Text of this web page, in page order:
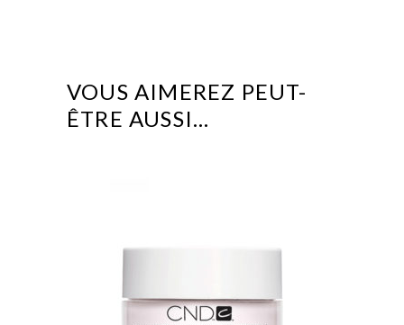
VOUS AIMEREZ PEUT-
ÊTRE AUSSI…